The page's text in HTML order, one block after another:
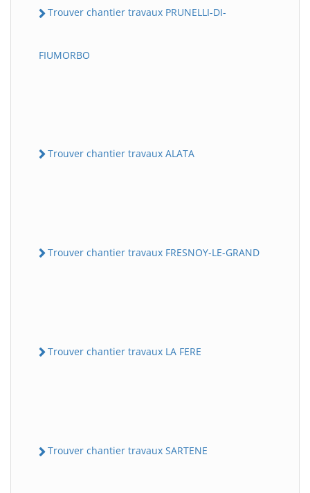
Trouver chantier travaux PRUNELLI-DI-
FIUMORBO
Trouver chantier travaux ALATA
Trouver chantier travaux FRESNOY-LE-GRAND
Trouver chantier travaux LA FERE
Trouver chantier travaux SARTENE